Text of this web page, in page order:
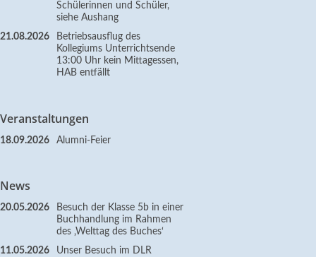
Schülerinnen und Schüler,
siehe Aushang
21.08.2026
Betriebsausflug des
Kollegiums Unterrichtsende
13:00 Uhr kein Mittagessen,
HAB entfällt
Veranstaltungen
18.09.2026 Alumni-Feier
News
20.05.2026
Besuch der Klasse 5b in einer
Buchhandlung im Rahmen
des ‚Welttag des Buches‘
11.05.2026
Unser Besuch im DLR